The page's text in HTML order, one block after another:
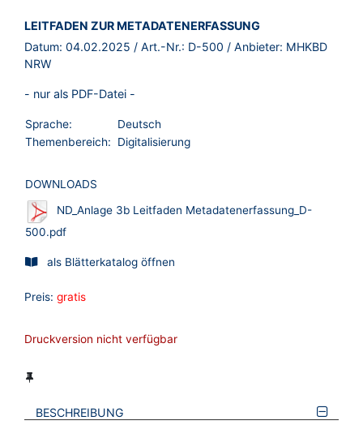
BROSCHÜRE:
LEITFADEN ZUR METADATENERFASSUNG
Datum: 04.02.2025 / Art.-Nr.: D-500 / Anbieter: MHKBD
NRW
- nur als PDF-Datei -
Sprache:
Deutsch
Themenbereich:
Digitalisierung
DOWNLOADS
ND_Anlage 3b Leitfaden Metadatenerfassung_D-
500.pdf
als Blätterkatalog öffnen
Preis: gratis
Druckversion nicht verfügbar
BESCHREIBUNG